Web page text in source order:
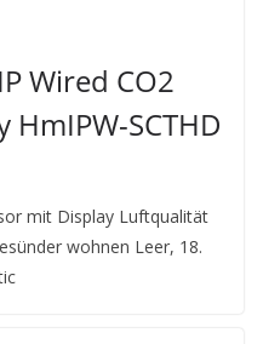
Wired CO2
SCTHD
mit Display Luftqualität
wohnen Leer, 18.